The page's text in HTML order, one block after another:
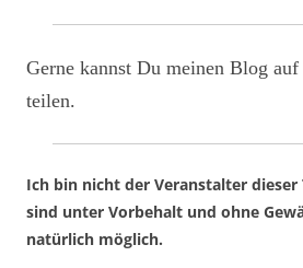
Gerne kannst Du meinen Blog
teilen.
Ich bin nicht der Veranstalter
sind unter Vorbehalt und ohne
natürlich möglich.